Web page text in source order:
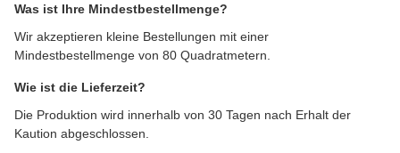
Was ist Ihre Mindestbestellmenge?
Wir akzeptieren kleine Bestellungen mit einer
Mindestbestellmenge von 80 Quadratmetern.
Wie ist die Lieferzeit?
Die Produktion wird innerhalb von 30 Tagen nach Erhalt der
Kaution abgeschlossen.